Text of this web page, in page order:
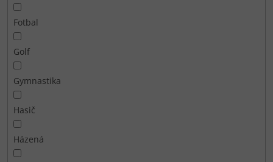
Fotbal
Golf
Gymnastika
Hasič
Házená